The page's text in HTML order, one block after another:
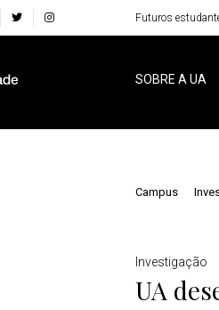
Futuros
SOBRE A UA
Campus
Investigação
UA